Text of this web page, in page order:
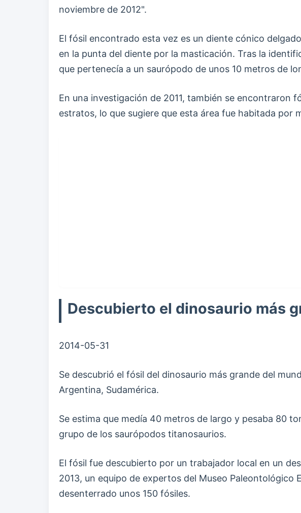
noviembre de 2012".
El fósil encontrado esta vez es un diente cónico
en la punta del diente por la masticación. Tras la
que pertenecía a un saurópodo de unos 10 metros de
En una investigación de 2011, también se encontraron
estratos, lo que sugiere que esta área fue habitada por
Descubierto el dinosaurio más
2014-05-31
Se descubrió el fósil del dinosaurio más grande del
Argentina, Sudamérica.
Se estima que medía 40 metros de largo y pesaba 80
grupo de los saurópodos titanosaurios.
El fósil fue descubierto por un trabajador local en un
2013, un equipo de expertos del Museo
desenterrado unos 150 fósiles.